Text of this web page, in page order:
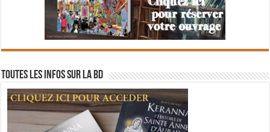
Toutes les infos sur la BD